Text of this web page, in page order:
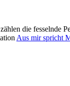
die fesselnde
Aus mir spricht